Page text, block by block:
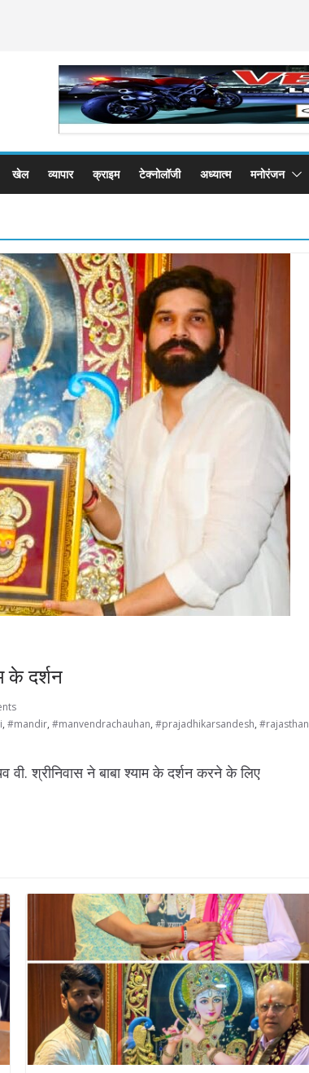
खेल व्यापार क्राइम टेक्नोलॉजी अध्यात्म मनोरंजन
के दर्शन
, #mandir, #manvendrachauhan, #prajadhikarsandesh, #rajasthan
श्रीनिवास ने बाबा श्याम के दर्शन करने के लिए